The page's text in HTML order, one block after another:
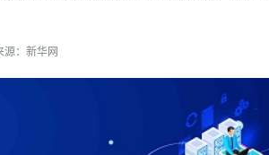
源：新华网